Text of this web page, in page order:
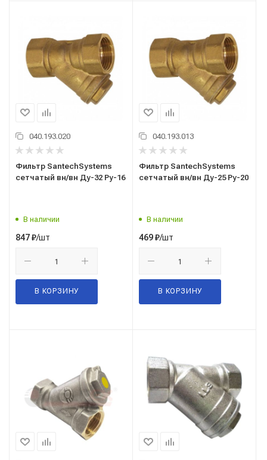
040.193.020
Фильтр SantechSystems
сетчатый вн/вн Ду-32 Ру-16
В наличии
847₽/шт
В КОРЗИНУ
040.193.013
Фильтр SantechSystems
сетчатый вн/вн Ду-25 Ру-20
В наличии
469₽/шт
В КОРЗИНУ